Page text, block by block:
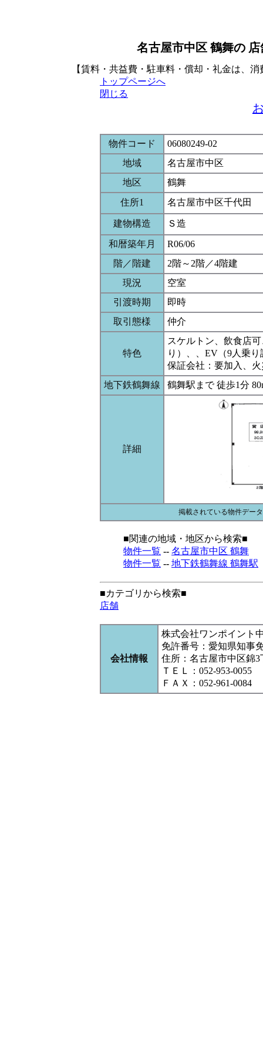
名古屋市中区 鶴舞の
【賃料・共益費・駐車料・償却・礼金は、
トップページへ
閉じる
物件コード
06080249-02
地域
名古屋市中区
地区
鶴舞
住所1
名古屋市中区千代田
建物構造 Ｓ造
和暦築年月
R06/06
階／階建
2階～2階／4階建
現況
空室
引渡時期
即時
取引態様
仲介
特色
スケルトン、飲食店
り）、、EV（9人乗
保証会社：要加入、
地下鉄鶴舞線
鶴舞駅まで 徒歩1分
詳細
掲載されている物件デー
■関連の地域・地区から検索■
物件一覧 -- 名古屋市中区 鶴舞
物件一覧 -- 地下鉄鶴舞線 鶴舞駅
■カテゴリから検索■
店舗
会社情報
株式会社ワンポイント
免許番号：愛知県知事
住所：名古屋市中区錦3
ＴＥＬ：052-953-0055
ＦＡＸ：052-961-0084